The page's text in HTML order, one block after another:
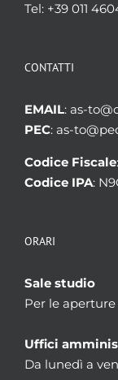
Tel: +39 011
CONTATTI
EMAIL: as-
PEC: as-
Codice Fiscale
Codice IPA:
ORARI
Sale studio
Per le
Uffici
Da lunedì a